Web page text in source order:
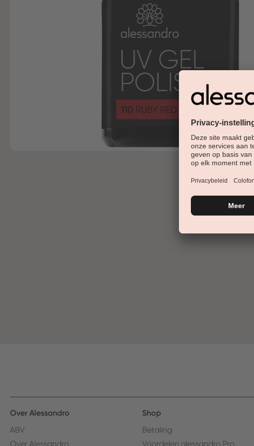
Over Alessandro
ABV
Over Alessandro
Shop
Betaling
Voordelen alessandro Pro